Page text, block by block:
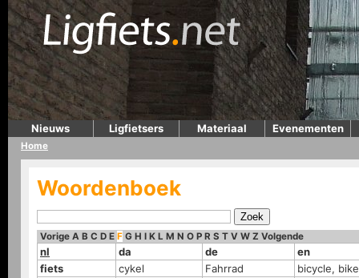
Nieuws Ligfietsers Materiaal Evenementen
Home
Woordenboek
Vorige A B C D E F G H I K L M N O P R S T V W Z Volgende
nl da de
en
fiets
cykel Fahrrad
bicycle,